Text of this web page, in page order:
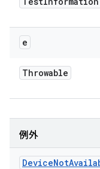
e
Throwable
例外
DeviceNot